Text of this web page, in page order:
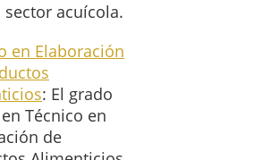
sector acuícola.
en Elaboración
: El grado
Técnico en
de